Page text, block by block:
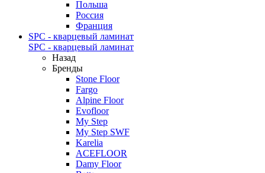
Польша
Россия
Франция
SPC - кварцевый ламинат
SPC - кварцевый ламинат
Назад
Бренды
Stone Floor
Fargo
Alpine Floor
Evofloor
My Step
My Step SWF
Karelia
ACEFLOOR
Damy Floor